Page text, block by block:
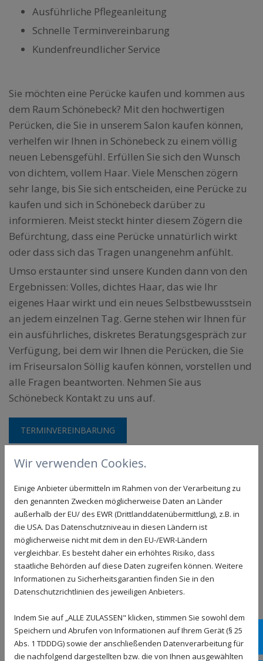
Ausführliche Pflegeanleitung
Schnelle Terminvereinbarung
Kundenfreundlicher Service
Sie möchten eine Perücke kaufen und kommen aus
dem Raum Schönebeck? Mit den hochwertigen
Perücken, die Sie in unserem Salon kaufen können,
verhelfen wir Ihnen in Schönebeck zu einem völlig
neuen Lebensgefühl. Erfüllen Sie sich den Wunsch
von dichtem, vollem Haar. Viele Menschen zögern
sehr lange, bis Sie sich entscheiden, eine Perücke zu
kaufen und sich in Schönebeck darüber zu
informieren. Meist steckt hinter diesem Zögern die
Befürchtung, dass eine Perücke unnatürlich wirkt
oder dass sich das Tragen unangenehm anfühlt.
Umso erstaunter sind unsere Kunden dann von den
Ergebnissen: Volles, dichtes Haar, das wie Ihr
eigenes Haar wirkt und ein neues Selbstbewusstsein
an jedem einzelnen Tag. Gerne stehen wir Ihnen für
ein ausführliches, diskretes Beratungsgespräch zur
Verfügung, bei dem wir Ihnen die Perücken, die Sie
im Friseursalon Söllig kaufen können, vorstellen und
alle Fragen beantworten. Nehmen Sie aus
Schönebeck Kontakt zu uns auf.
TERMINVEREINBARUNG
Echthaar-Perücke beim Experten kaufen
für Schönebeck
Wenn Sie sich entscheiden, eine Echthaar-Perücke zu
kaufen, sind Sie aus Schönebeck bei den
Zweithaarspezialisten im Friseursalon Söllig genau
wir mit Ihnen, welche Haarfarbe und welche Frisur
Sie sich wünschen. Diese Beratung ist wichtig, um ein
natürlich wirkendes Ergebnis zu erzielen, mit dem
Wir verwenden Cookies.
Einige Anbieter übermitteln im Rahmen von der Verarbeitung zu
den genannten Zwecken möglicherweise Daten an Länder
außerhalb der EU/ des EWR (Drittlanddatenübermittlung), z.B. in
die USA. Das Datenschutzniveau in diesen Ländern ist
möglicherweise nicht mit dem in den EU-/EWR-Ländern
vergleichbar. Es besteht daher ein erhöhtes Risiko, dass
staatliche Behörden auf diese Daten zugreifen können. Weitere
Informationen zu Sicherheitsgarantien finden Sie in den
Datenschutzrichtlinien des jeweiligen Anbieters.
Indem Sie auf „ALLE ZULASSEN" klicken, stimmen Sie sowohl dem
Speichern und Abrufen von Informationen auf Ihrem Gerät (§ 25
Abs. 1 TDDDG) sowie der anschließenden Datenverarbeitung für
die nachfolgend dargestellten bzw. die von Ihnen ausgewählten